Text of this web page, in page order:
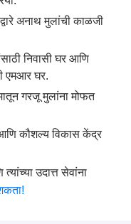
अनाथ मुलांची काळजी
निवासी घर आणि
एमआर घर.
गरजू मुलांना मोफत
आणि कौशल्य विकास केंद्र
उदात्त सेवांना